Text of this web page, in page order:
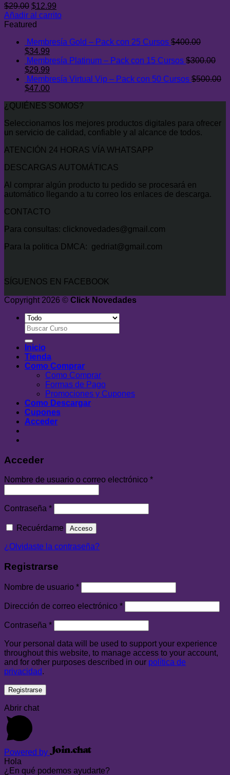
$29.00 El
precio
original
$29.00.
$12.99
precio
$12.99.
Añadir al carrito
Featured
Membresía Gold – Pack con 25 Cursos $400.00
El
precio
original
era:
$400.00.
$34.99
precio
es:
$34.99.
Membresía Platinum – Pack con 15 Cursos $300.00
El
precio
original
$300.00.
$29.99
precio
actual
$29.99.
Membresía Virtual Vip – Pack con 50 Cursos $500.00
El
original
$500.00.
$47.00El
actual
$47.00.
¿QUIÉNES SOMOS?
Seleccionamos los mejores productos digitales para ofrecer
un servicio de calidad, confiable y al alcance de todos.
ATENCIÓN 24 HORAS VÍA WHATSAPP
DESCARGAS AUTOMÁTICAS
Al comprar algún producto tu pedido se procesará en
automático llegando a tu correo los enlaces de descarga.
CONTACTO
Para consultas: clicknovedades@gmail.com
Para la politica DMCA: gedriat@gmail.com
SÍGUENOS EN FACEBOOK
Copyright 2026 © Click Novedades
Buscar
por:
Inicio
Tienda
Como Comprar
Como Comprar
Formas de Pago
Promociones y Cupones
Como Descargar
Cupones
Acceder
Acceder
Nombre de usuario o correo electrónico *
Contraseña *
Recuérdame Acceso
¿Olvidaste la contraseña?
Registrarse
Nombre de usuario *
Dirección de correo electrónico *
Contraseña *
Your personal data will be used to support your experience
throughout this website, to manage access to your account,
and for other purposes described in our política de
privacidad.
Registrarse
Abrir chat
Powered by
Hola
¿En qué podemos ayudarte?